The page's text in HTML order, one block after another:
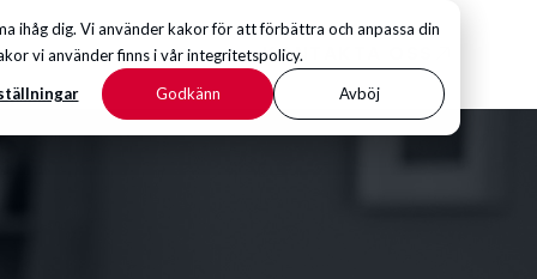
ihåg dig. Vi använder kakor för att förbättra och anpassa din
vi använder finns i vår integritetspolicy.
Godkänn Avböj
KONTAKTA OSS